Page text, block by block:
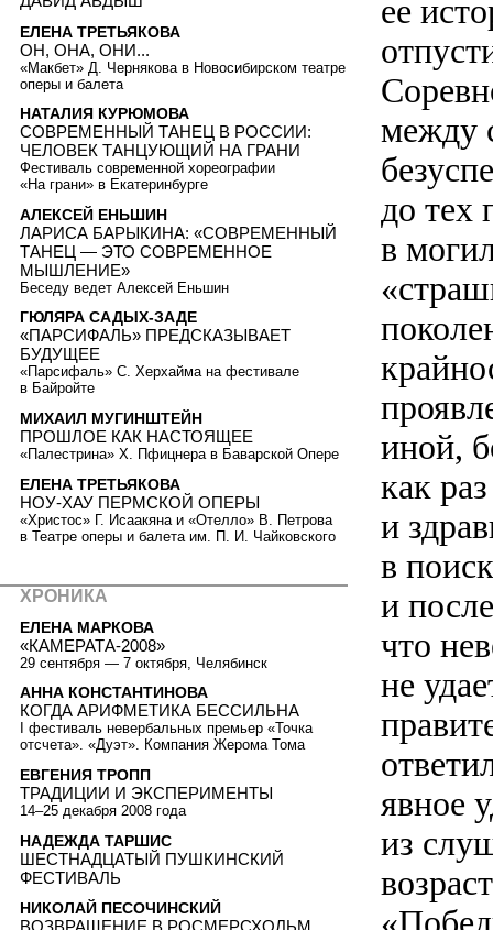
ее
между
до тех
в
иной,
как
и
в
и
что
не
явное
из
ЕЛЕНА ТРЕТЬЯКОВА
ОН, ОНА, ОНИ...
«Макбет» Д. Чернякова в Новосибирском театре
оперы и балета
НАТАЛИЯ КУРЮМОВА
СОВРЕМЕННЫЙ ТАНЕЦ В РОССИИ:
ЧЕЛОВЕК ТАНЦУЮЩИЙ НА ГРАНИ
Фестиваль современной хореографии
«На грани» в Екатеринбурге
АЛЕКСЕЙ ЕНЬШИН
ЛАРИСА БАРЫКИНА: «СОВРЕМЕННЫЙ
ТАНЕЦ — ЭТО СОВРЕМЕННОЕ
МЫШЛЕНИЕ»
Беседу ведет Алексей Еньшин
ГЮЛЯРА САДЫХ-ЗАДЕ
«ПАРСИФАЛЬ» ПРЕДСКАЗЫВАЕТ
БУДУЩЕЕ
«Парсифаль» С. Херхайма на фестивале
в Байройте
МИХАИЛ МУГИНШТЕЙН
ПРОШЛОЕ КАК НАСТОЯЩЕЕ
«Палестрина» Х. Пфицнера в Баварской Опере
ЕЛЕНА ТРЕТЬЯКОВА
НОУ-ХАУ ПЕРМСКОЙ ОПЕРЫ
«Христос» Г. Исаакяна и «Отелло» В. Петрова
в Театре оперы и балета им. П. И. Чайковского
ХРОНИКА
ЕЛЕНА МАРКОВА
«КАМЕРАТА-2008»
29 сентября — 7 октября, Челябинск
АННА КОНСТАНТИНОВА
КОГДА АРИФМЕТИКА БЕССИЛЬНА
I фестиваль невербальных премьер «Точка
отсчета». «Дуэт». Компания Жерома Тома
ЕВГЕНИЯ ТРОПП
ТРАДИЦИИ И ЭКСПЕРИМЕНТЫ
14–25 декабря 2008 года
НАДЕЖДА ТАРШИС
ШЕСТНАДЦАТЫЙ ПУШКИНСКИЙ
ФЕСТИВАЛЬ
НИКОЛАЙ ПЕСОЧИНСКИЙ